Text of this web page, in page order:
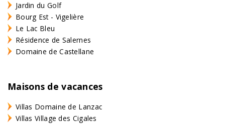
Jardin du Golf
Bourg Est - Vigelière
Le Lac Bleu
Résidence de Salernes
Domaine de Castellane
Maisons de vacances
Villas Domaine de Lanzac
Villas Village des Cigales